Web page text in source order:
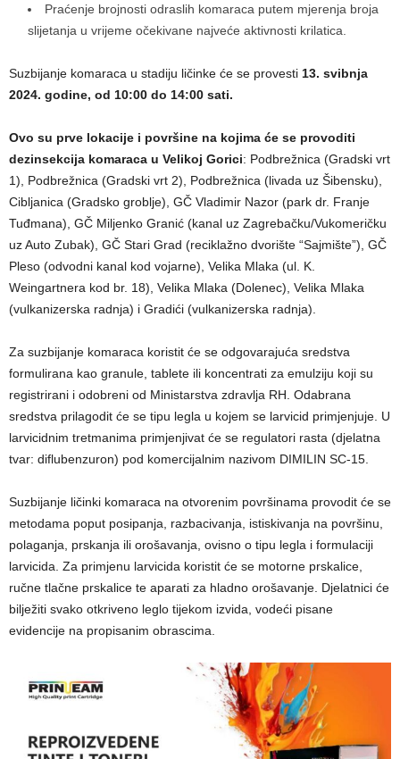
Praćenje brojnosti odraslih komaraca putem mjerenja broja
slijetanja u vrijeme očekivane najveće aktivnosti krilatica.
Suzbijanje komaraca u stadiju ličinke će se provesti 13. svibnja
2024. godine, od 10:00 do 14:00 sati.
Ovo su prve lokacije i površine na kojima će se provoditi
dezinsekcija komaraca u Velikoj Gorici: Podbrežnica (Gradski vrt
1), Podbrežnica (Gradski vrt 2), Podbrežnica (livada uz Šibensku),
Cibljanica (Gradsko groblje), GČ Vladimir Nazor (park dr. Franje
Tuđmana), GČ Miljenko Granić (kanal uz Zagrebačku/Vukomeričku
uz Auto Zubak), GČ Stari Grad (reciklažno dvorište “Sajmište”), GČ
Pleso (odvodni kanal kod vojarne), Velika Mlaka (ul. K.
Weingartnera kod br. 18), Velika Mlaka (Dolenec), Velika Mlaka
(vulkanizerska radnja) i Gradići (vulkanizerska radnja).
Za suzbijanje komaraca koristit će se odgovarajuća sredstva
formulirana kao granule, tablete ili koncentrati za emulziju koji su
registrirani i odobreni od Ministarstva zdravlja RH. Odabrana
sredstva prilagodit će se tipu legla u kojem se larvicid primjenjuje. U
larvicidnim tretmanima primjenjivat će se regulatori rasta (djelatna
tvar: diflubenzuron) pod komercijalnim nazivom DIMILIN SC-15.
Suzbijanje ličinki komaraca na otvorenim površinama provodit će se
metodama poput posipanja, razbacivanja, istiskivanja na površinu,
polaganja, prskanja ili orošavanja, ovisno o tipu legla i formulaciji
larvicida. Za primjenu larvicida koristit će se motorne prskalice,
ručne tlačne prskalice te aparati za hladno orošavanje. Djelatnici će
bilježiti svako otkriveno leglo tijekom izvida, vodeći pisane
evidencije na propisanim obrascima.